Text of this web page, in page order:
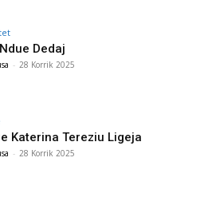
Dedaj
- 28 Korrik 2025
Katerina Tereziu Ligeja
- 28 Korrik 2025